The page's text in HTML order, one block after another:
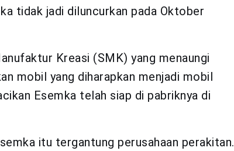
tidak jadi diluncurkan pada Oktober
Kreasi (SMK) yang menaungi
mobil yang diharapkan menjadi mobil
Esemka telah siap di pabriknya di
itu tergantung perusahaan perakitan.